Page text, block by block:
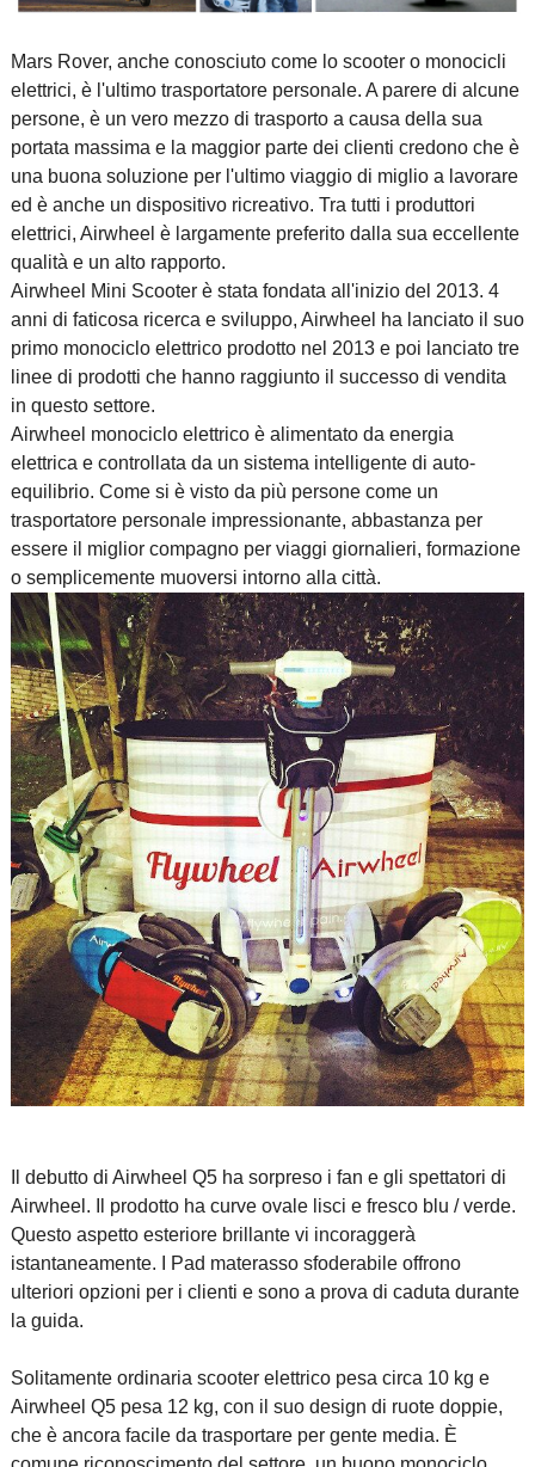
Mars Rover, anche conosciuto come lo scooter o monocicli
elettrici, è l'ultimo trasportatore personale. A parere di alcune
persone, è un vero mezzo di trasporto a causa della sua
portata massima e la maggior parte dei clienti credono che è
una buona soluzione per l'ultimo viaggio di miglio a lavorare
ed è anche un dispositivo ricreativo. Tra tutti i produttori
elettrici, Airwheel è largamente preferito dalla sua eccellente
qualità e un alto rapporto.
Airwheel Mini Scooter è stata fondata all'inizio del 2013. 4
anni di faticosa ricerca e sviluppo, Airwheel ha lanciato il suo
primo monociclo elettrico prodotto nel 2013 e poi lanciato tre
linee di prodotti che hanno raggiunto il successo di vendita
in questo settore.
Airwheel monociclo elettrico è alimentato da energia
elettrica e controllata da un sistema intelligente di auto-
equilibrio. Come si è visto da più persone come un
trasportatore personale impressionante, abbastanza per
essere il miglior compagno per viaggi giornalieri, formazione
o semplicemente muoversi intorno alla città.
Il debutto di Airwheel Q5 ha sorpreso i fan e gli spettatori di
Airwheel. Il prodotto ha curve ovale lisci e fresco blu / verde.
Questo aspetto esteriore brillante vi incoraggerà
istantaneamente. I Pad materasso sfoderabile offrono
ulteriori opzioni per i clienti e sono a prova di caduta durante
la guida.
Solitamente ordinaria scooter elettricopesa circa 10 kg e
Airwheel Q5 pesa 12 kg, con il suo design di ruote doppie,
che è ancora facile da trasportare per gente media. È